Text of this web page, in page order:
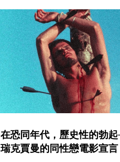
在恐同年代，歷史性的勃
瑞克賈曼的同性戀電影宣言